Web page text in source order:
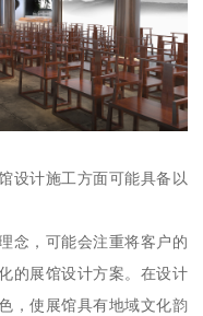
设计施工方面可能具备以
念，可能会注重将客户的
的展馆设计方案。在设计
，使展馆具有地域文化韵